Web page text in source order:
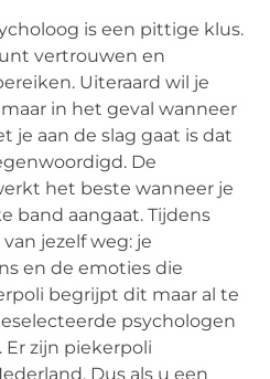
is een pittige klus.
vertrouwen en
Uiteraard wil je
in het geval wanneer
je aan de slag gaat is dat
De
het beste wanneer je
band aangaat. Tijdens
jezelf weg: je
en de emoties die
begrijpt dit maar al te
psychologen
zijn piekerpoli
Dus als u een